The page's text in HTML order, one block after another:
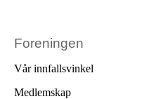
Foreningen
Vår innfallsvinkel
Medlemskap